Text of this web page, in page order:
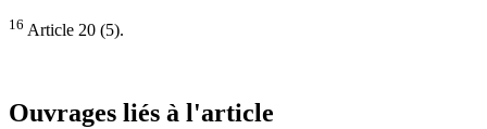
16 Article 20 (5).
Ouvrages liés à l'article